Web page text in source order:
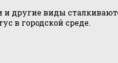
другие виды
в городской среде.